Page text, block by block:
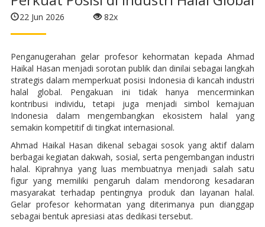
22 Jun 2026 82x
Penganugerahan gelar profesor kehormatan kepada Ahmad
Haikal Hasan menjadi sorotan publik dan dinilai sebagai langkah
strategis dalam memperkuat posisi Indonesia di kancah industri
halal global. Pengakuan ini tidak hanya mencerminkan
kontribusi individu, tetapi juga menjadi simbol kemajuan
Indonesia dalam mengembangkan ekosistem halal yang
semakin kompetitif di tingkat internasional.
Ahmad Haikal Hasan dikenal sebagai sosok yang aktif dalam
berbagai kegiatan dakwah, sosial, serta pengembangan industri
halal. Kiprahnya yang luas membuatnya menjadi salah satu
figur yang memiliki pengaruh dalam mendorong kesadaran
masyarakat terhadap pentingnya produk dan layanan halal.
Gelar profesor kehormatan yang diterimanya pun dianggap
sebagai bentuk apresiasi atas dedikasi tersebut.